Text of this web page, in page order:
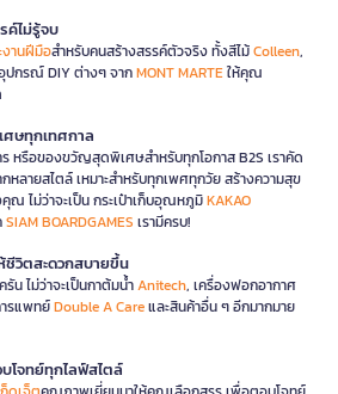
ค์ไม่รู้จบ
งานฝีมือสำหรับคนสร้างสรรค์ตัวจริง ทั้งสีไม้Colleen,
ปกรณ์ DIY ต่างๆ จากMONT MARTEให้คุณ
ษทุกเทศกาล
หรือของขวัญสุดพิเศษสำหรับทุกโอกาส B2S เราคัด
หลายสไตล์ เหมาะสำหรับทุกเพศทุกวัย สร้างความสุข
ไม่ว่าจะเป็น กระเป๋าเก็บอุณหภูมิKAKAO
SIAM BOARDGAMES เรามีครบ!
ชีวิตสะดวกสบายขึ้น
รัน ไม่ว่าจะเป็นกาต้มน้ำAnitech, เครื่องฟอกอากาศ
รแพทย์Double A Careและสินค้าอื่น ๆ อีกมากมาย
โจทย์ทุกไลฟ์สไตล์